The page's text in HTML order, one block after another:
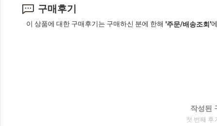
구매후기
이 상품에 대한 구매후기는 구매하신 분에 한해 '주문/배송조회'
작성된
첫 번째 후